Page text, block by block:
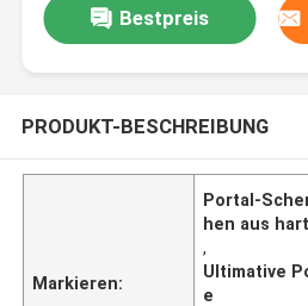
Bestpreis
PRODUKT-BESCHREIBUNG
Markieren:
Portal-
hen aus
,
Ultimative
e